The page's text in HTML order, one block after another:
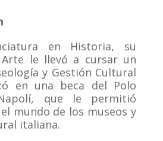
en Historia, su
le llevó a cursar un
y Gestión Cultural
en una beca del Polo
que le permitió
mundo de los museos y
italiana.